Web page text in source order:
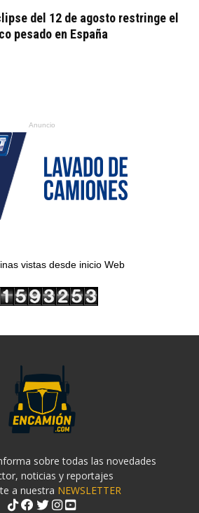
del 12 de agosto restringe el
pesado en España
Anuncio
vistas desde inicio Web
sobre todas las novedades
noticias y reportajes
a nuestra NEWSLETTER